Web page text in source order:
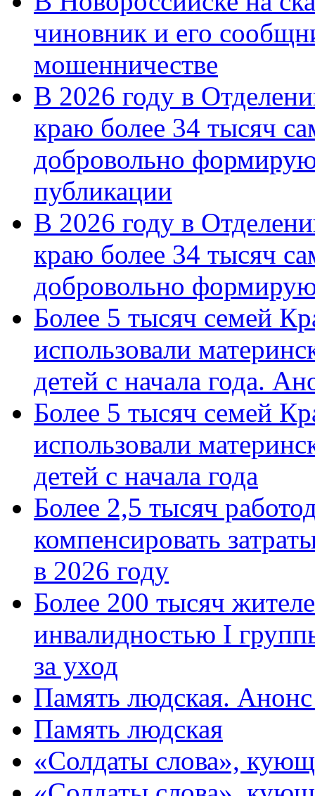
чиновник и его
мошенничестве
В 2026 году в
краю более 34 тысяч
добровольно
публикации
В 2026 году в
краю более 34 тысяч
добровольно
Более 5 тысяч семей
использовали
детей с начала года.
Более 5 тысяч семей
использовали
детей с начала года
Более 2,5 тысяч
компенсировать
в 2026 году
Более 200 тысяч
инвалидностью I
за уход
Память людская.
Память людская
«Солдаты слова»,